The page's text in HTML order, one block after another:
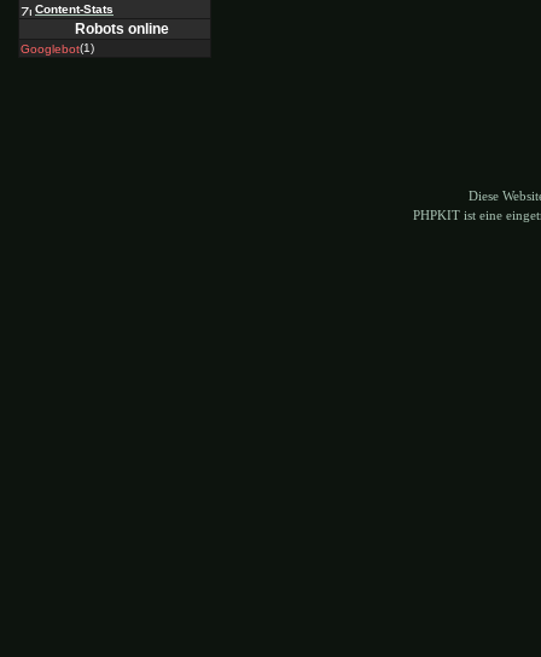
Content-Stats
Robots online
Googlebot(1)
Diese
PHPKIT ist eine